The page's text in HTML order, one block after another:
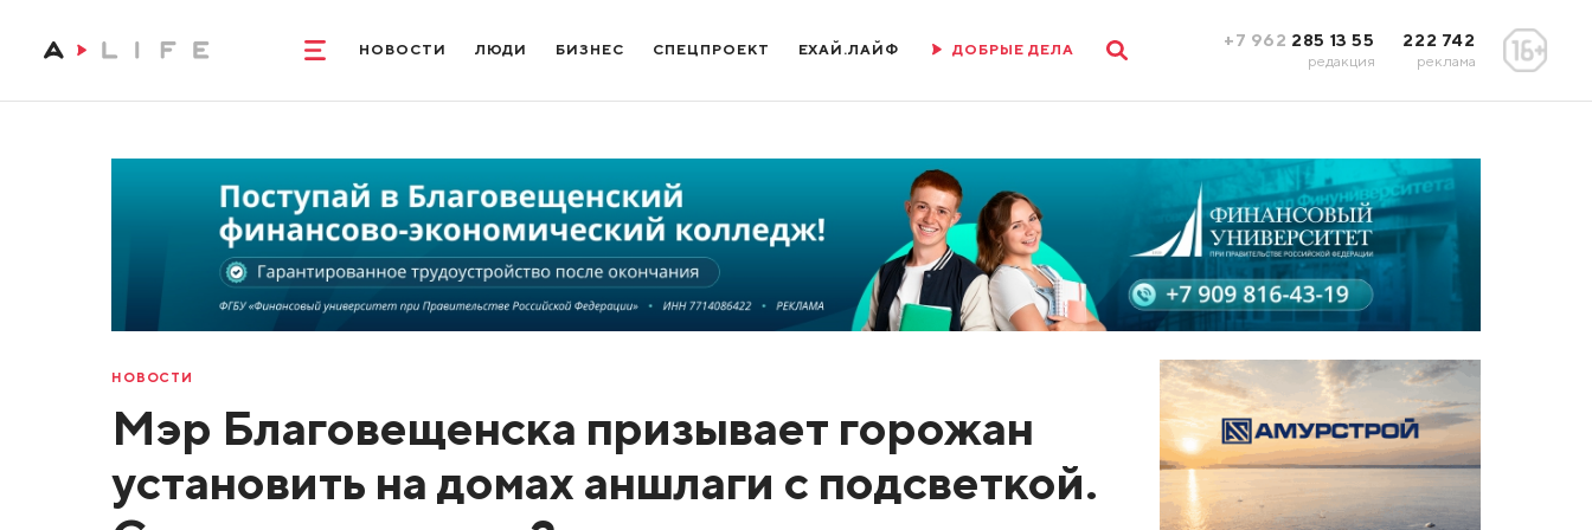
НОВОСТИ ЛЮДИ БИЗНЕС СПЕЦПРОЕКТ ЕХАЙ.ЛАЙФ ДОБРЫЕ ДЕЛА +7 962 285 13 55
редакция
222 742
реклама
НОВОСТИ
Мэр Благовещенска призывает горожан
установить на домах аншлаги с подсветкой.